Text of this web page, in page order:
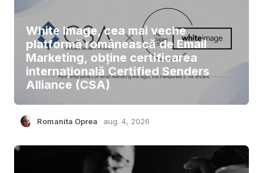
White Image, cea mai veche
platformă românească de Email
Marketing, obține certificarea
internațională Certified Senders
Alliance (CSA)
Romanita Oprea aug. 4, 2026